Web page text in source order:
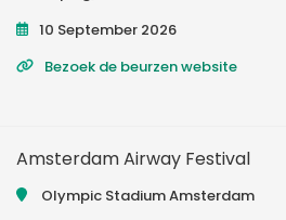
10 September 2026
Bezoek de beurzen website
Amsterdam Airway Festival
Olympic Stadium Amsterdam